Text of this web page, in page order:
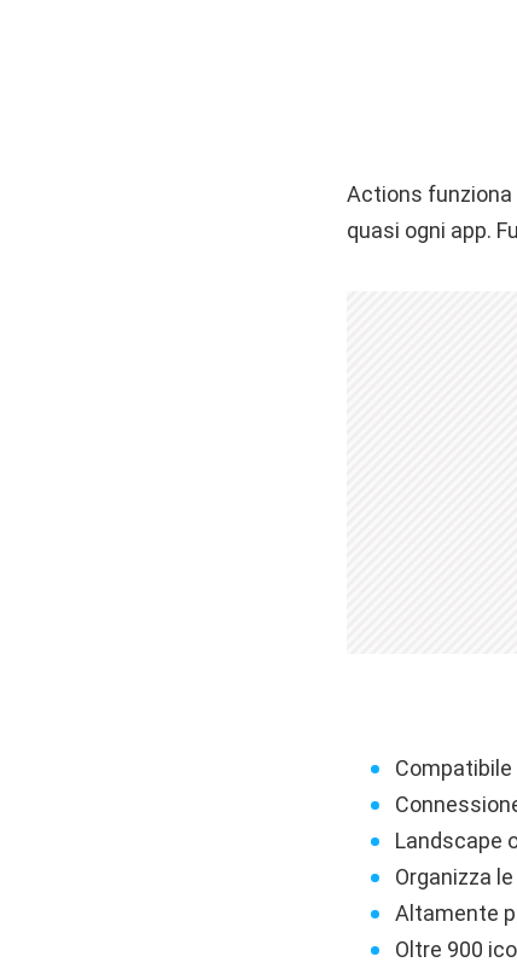
Actions funziona
quasi ogni app.
Compatibile
Landscape
Organizza
Altamente
Oltre 900